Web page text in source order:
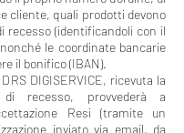
cliente, quali prodotti devono
recesso (identificandoli con il
le coordinate bancarie
il bonifico (IBAN).
DIGISERVICE, ricevuta la
di recesso, provvederà a
Resi (tramite un
inviato via email, da